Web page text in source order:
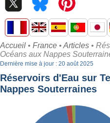
Accueil • France • Articles •
Océans aux Nappes
Dernière mise à jour : 20 août 2025
Réservoirs d'Eau sur
Nappes Souterraines